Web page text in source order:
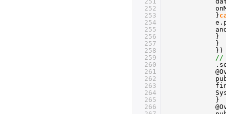
252
253
254
255
256
257
258
259
260
261
262
263
264
265
266
}
}
}
})
//
}